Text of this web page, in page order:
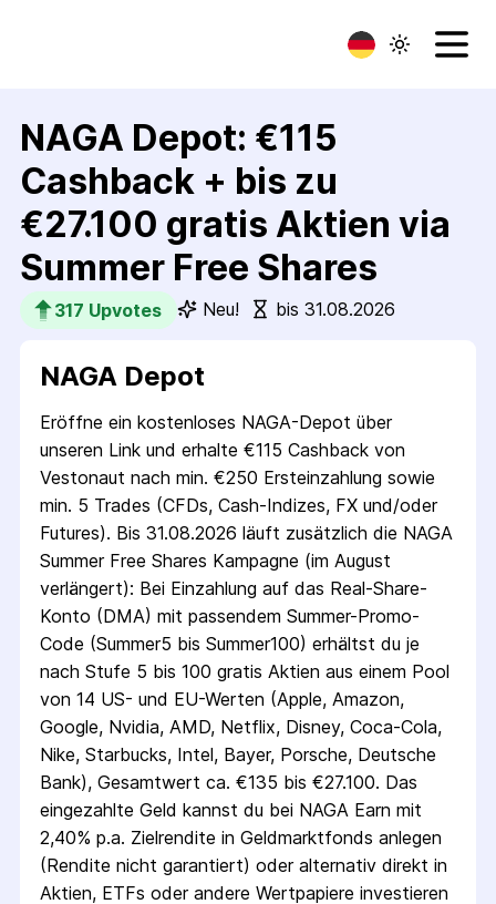
NAGA Depot: €115
Cashback + bis zu
€27.100 gratis Aktien via
Summer Free Shares
317 Upvotes Neu! bis 31.08.2026
NAGA Depot
Eröffne ein kostenloses NAGA-Depot über
unseren Link und erhalte €115 Cashback von
Vestonaut nach min. €250 Ersteinzahlung sowie
min. 5 Trades (CFDs, Cash-Indizes, FX und/oder
Futures). Bis 31.08.2026 läuft zusätzlich die NAGA
Summer Free Shares Kampagne (im August
verlängert): Bei Einzahlung auf das Real-Share-
Konto (DMA) mit passendem Summer-Promo-
Code (Summer5 bis Summer100) erhältst du je
nach Stufe 5 bis 100 gratis Aktien aus einem Pool
von 14 US- und EU-Werten (Apple, Amazon,
Google, Nvidia, AMD, Netflix, Disney, Coca-Cola,
Nike, Starbucks, Intel, Bayer, Porsche, Deutsche
Bank), Gesamtwert ca. €135 bis €27.100. Das
eingezahlte Geld kannst du bei NAGA Earn mit
2,40% p.a. Zielrendite in Geldmarktfonds anlegen
(Rendite nicht garantiert) oder alternativ direkt in
Aktien, ETFs oder andere Wertpapiere investieren